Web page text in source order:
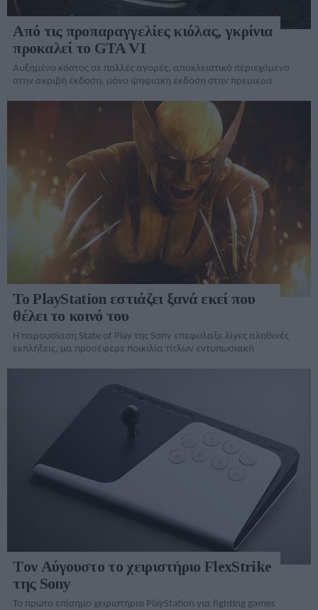
Από τις προπαραγγελίες κιόλας, γκρίνια
προκαλεί το GTA VI
Αυξημένο κόστος σε πολλές αγορές, αποκλειστικό περιεχόμενο
στην ακριβή έκδοση, μόνο ψηφιακή έκδοση στην πρεμιέρα
Το PlayStation εστιάζει ξανά εκεί που
θέλει το κοινό του
Η παρουσίαση State of Play της Sony επεφύλαξε λίγες αληθινές
εκπλήξεις, μα προσέφερε ποικιλία τίτλων εντυπωσιακή
Tον Αύγουστο το χειριστήριο FlexStrike
της Sony
Το πρώτο επίσημο χειριστήριο PlayStation για fighting games